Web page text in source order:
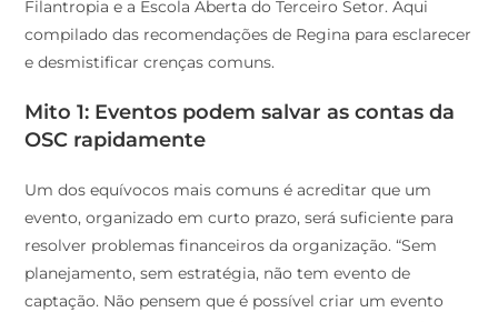
Filantropia e a Escola Aberta do Terceiro Setor. Aqui
compilado das recomendações de Regina para esclarecer
e desmistificar crenças comuns.
Mito 1: Eventos podem salvar as contas da
OSC rapidamente
Um dos equívocos mais comuns é acreditar que um
evento, organizado em curto prazo, será suficiente para
resolver problemas financeiros da organização. “Sem
planejamento, sem estratégia, não tem evento de
captação. Não pensem que é possível criar um evento